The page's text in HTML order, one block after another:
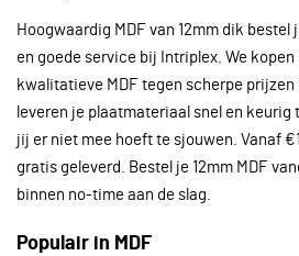
Hoogwaardig MDF van 12mm dik bestel
en goede service bij Intriplex. We
kwalitatieve MDF tegen scherpe prijzen
leveren je plaatmateriaal snel en keurig
jij er niet mee hoeft te sjouwen. Vanaf
gratis geleverd. Bestel je 12mm MDF
binnen no-time aan de slag.
Populair in MDF